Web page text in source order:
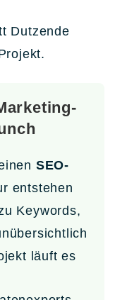
Dutzende
SEO-
entstehen
Keywords,
läuft es